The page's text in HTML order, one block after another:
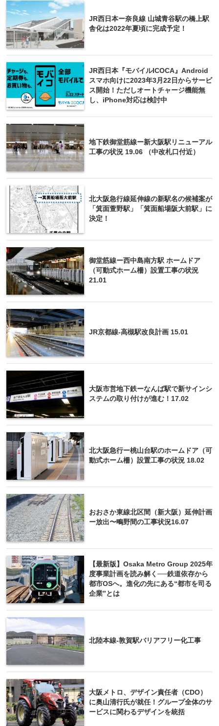
JR西日本ー奈良線 山城青谷駅の橋上駅
舎化は2022年夏頃に完成予定！
JR西日本『モバイルICOCA』Android
スマホ向けに2023年3月22日からサービ
ス開始！ただしオートチャージ機能無
し、iPhone対応は検討中
地下鉄御堂筋線ー新大阪駅リニューアル
工事の状況 19.06 （中改札口付近）
北大阪急行線延伸線の新駅名の候補案が
「箕面萱野駅」「箕面船場阪大前駅」に
決定！
御堂筋線ー西中島南方駅 ホームドア
（可動式ホーム柵）設置工事の状況
21.01
JR京都線-高槻駅改良計画 15.01
大阪市営地下鉄ーなんば駅で新サインシ
ステムの取り付けが進む！17.02
北大阪急行ー桃山台駅のホームドア（可
動式ホーム柵）設置工事の状況 18.02
おおさか東線北区間（新大阪）延伸計画
ー放出〜鴫野間の工事状況16.07
【最新版】Osaka Metro Group 2025年
度事業計画を読み解く──鉄道依存から
都市OSへ。進化の先にある“都市を司る
企業”とは
北陸本線-敦賀駅バリアフリー化工事
大阪メトロ、デザイン責任者（CDO）
に奥山清行氏が就任！グループ全体のサ
ービスに関わるデザインを統括